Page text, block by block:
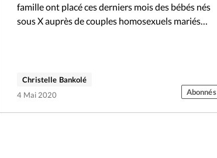
famille ont placé ces derniers mois des bébés nés
sous X auprès de couples homosexuels mariés
Christelle Bankolé
4 Mai 2020
Abonnés